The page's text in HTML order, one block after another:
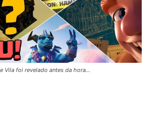
Vila foi revelado antes da hora...